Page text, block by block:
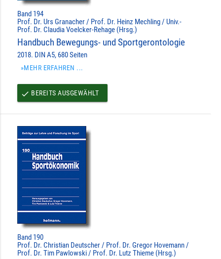
Band 194
Prof. Dr. Urs Granacher / Prof. Dr. Heinz Mechling / Univ.-
Prof. Dr. Claudia Voelcker-Rehage (Hrsg.)
Handbuch Bewegungs- und Sportgerontologie
2018. DIN A5, 680 Seiten
»MEHR ERFAHREN ...
done BEREITS AUSGEWÄHLT
Band 190
Prof. Dr. Christian Deutscher / Prof. Dr. Gregor Hovemann /
Prof. Dr. Tim Pawlowski / Prof. Dr. Lutz Thieme (Hrsg.)